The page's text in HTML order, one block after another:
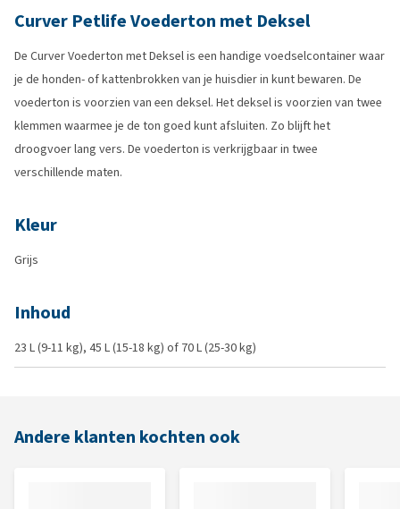
Curver Petlife Voederton met Deksel
De Curver Voederton met Deksel is een handige voedselcontainer waar
je de honden- of kattenbrokken van je huisdier in kunt bewaren. De
voederton is voorzien van een deksel. Het deksel is voorzien van twee
klemmen waarmee je de ton goed kunt afsluiten. Zo blijft het
droogvoer lang vers. De voederton is verkrijgbaar in twee
verschillende maten.
Kleur
Grijs
Inhoud
23 L (9-11 kg), 45 L (15-18 kg) of 70 L (25-30 kg)
Andere klanten kochten ook